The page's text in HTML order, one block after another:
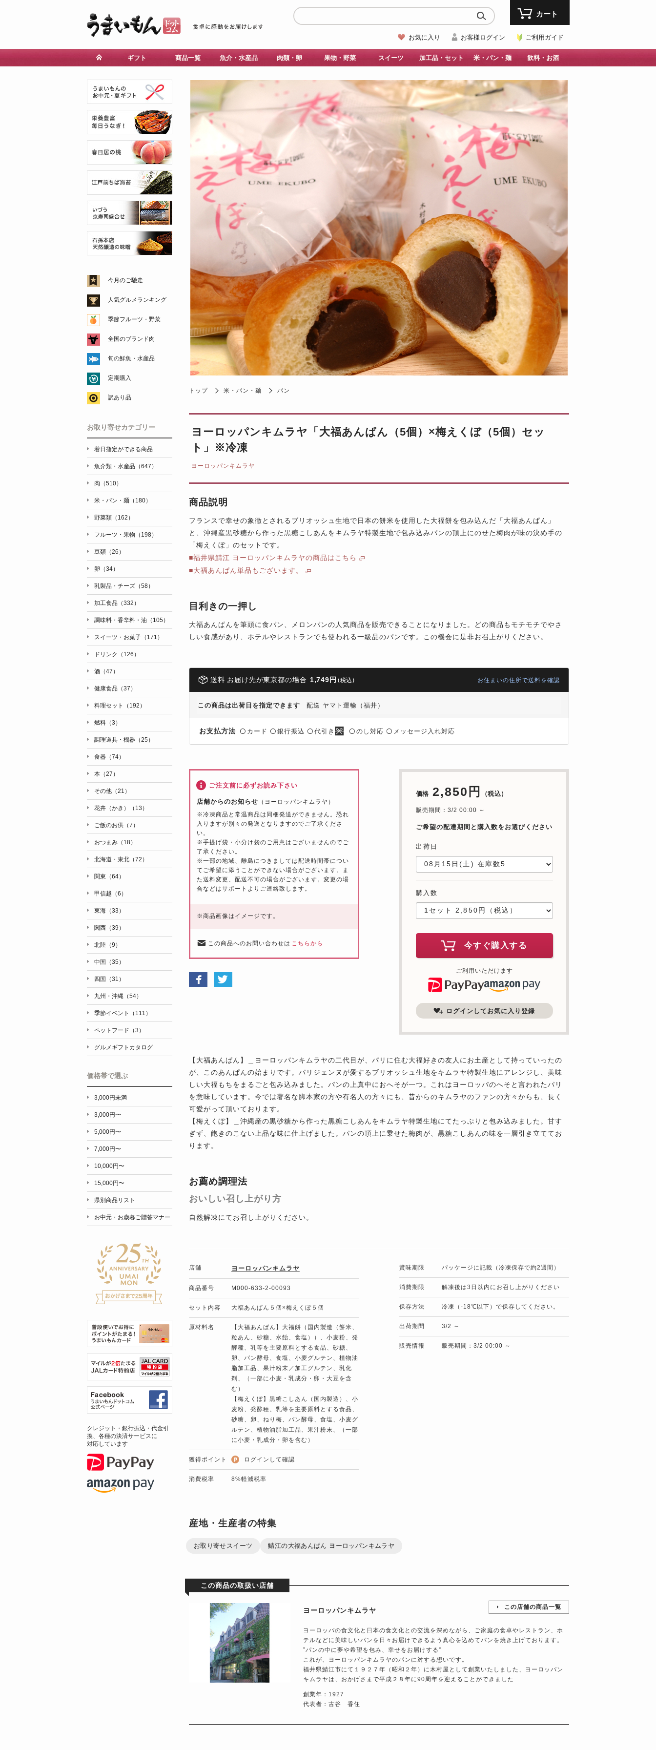
お気に入り お客様ログイン ご利用ガイド
カート
ギフト 商品一覧 魚介・水産品 肉類・卵 果物・野菜 スイーツ 加工品・セット 米・パン・麺 飲料・お酒
トップ 米・パン・麺 パン
ヨーロッパンキムラヤ「大福あんぱん（5個）×梅えくぼ（5個）セッ
ト」※冷凍
ヨーロッパンキムラヤ
商品説明
フランスで幸せの象徴とされるブリオッシュ生地で日本の餅米を使用した大福餅を包み込んだ「大福あんぱん」
と、沖縄産黒砂糖から作った黒糖こしあんをキムラヤ特製生地で包み込みパンの頂上にのせた梅肉が味の決め手の
「梅えくぼ」のセットです。
■福井県鯖江 ヨーロッパンキムラヤの商品はこちら
■大福あんぱん単品もございます。
目利きの一押し
大福あんぱんを筆頭に食パン、メロンパンの人気商品を販売できることになりました。どの商品もモチモチでやさ
しい食感があり、ホテルやレストランでも使われる一級品のパンです。この機会に是非お召上がりください。
送料 お届け先が東京都の場合 1,749円 (税込) お住まいの住所で送料を確認
この商品は出荷日を指定できます 配送 ヤマト運輸（福井）
お支払方法 〇 カード 〇 銀行振込 〇 代引き 〇 のし対応 〇 メッセージ入れ対応
価格 2,850円 （税込）
販売期間：3/2 00:00 ～
ご希望の配達期間と購入数をお選びください
出荷日
購入数
今すぐ購入する
ご利用いただけます
ログインしてお気に入り登録
ご注文前に必ずお読み下さい
店舗からのお知らせ （ヨーロッパンキムラヤ）
※冷凍商品と常温商品は同梱発送ができません。恐れ
入りますが別々の発送となりますのでご了承くださ
い。
※手提げ袋・小分け袋のご用意はございませんのでご
了承ください。
※一部の地域、離島につきましては配送時間帯につい
てご希望に添うことができない場合がございます。ま
た送料変更、配送不可の場合がございます。変更の場
合などはサポートよりご連絡致します。
※商品画像はイメージです。
この商品へのお問い合わせは こちらから
【大福あんぱん】＿ヨーロッパンキムラヤの二代目が、パリに住む大福好きの友人にお土産として持っていったの
が、このあんぱんの始まりです。パリジェンヌが愛するブリオッシュ生地をキムラヤ特製生地にアレンジし、美味
しい大福もちをまるごと包み込みました。パンの上真中におへそが一つ。これはヨーロッパのへそと言われたパリ
を意味しています。今では著名な脚本家の方や有名人の方々にも、昔からのキムラヤのファンの方々からも、長く
可愛がって頂いております。
【梅えくぼ】＿沖縄産の黒砂糖から作った黒糖こしあんをキムラヤ特製生地にてたっぷりと包み込みました。甘す
ぎず、飽きのこない上品な味に仕上げました。パンの頂上に乗せた梅肉が、黒糖こしあんの味を一層引き立ててお
ります。
お薦め調理法
おいしい召し上がり方
自然解凍にてお召し上がりください。
店舗 ヨーロッパンキムラヤ
商品番号 M000-633-2-00093
セット内容 大福あんぱん５個×梅えくぼ５個
原材料名
【大福あんぱん】大福餅（国内製造（餅米、
粒あん、砂糖、水飴、食塩））、小麦粉、発
酵種、乳等を主要原料とする食品、砂糖、
卵、パン酵母、食塩、小麦グルテン、植物油
脂加工品、果汁粉末／加工グルテン、乳化
剤、（一部に小麦・乳成分・卵・大豆を含
む）
【梅えくぼ】黒糖こしあん（国内製造）、小
麦粉、発酵種、乳等を主要原料とする食品、
砂糖、卵、ねり梅、パン酵母、食塩、小麦グ
ルテン、植物油脂加工品、果汁粉末、（一部
に小麦・乳成分・卵を含む）
獲得ポイント ログインして確認
消費税率 8%軽減税率
賞味期限 パッケージに記載（冷凍保存で約2週間）
消費期限 解凍後は3日以内にお召し上がりください
保存方法 冷凍（-18℃以下）で保存してください。
出荷期間 3/2 ～
販売情報 販売期間：3/2 00:00 ～
産地・生産者の特集
お取り寄せスイーツ 鯖江の大福あんぱん ヨーロッパンキムラヤ
この商品の取扱い店舗
ヨーロッパンキムラヤ この店舗の商品一覧
ヨーロッパの食文化と日本の食文化との交流を深めながら、ご家庭の食卓やレストラン、ホ
テルなどに美味しいパンを日々お届けできるよう真心を込めてパンを焼き上げております。
”パンの中に夢や希望を包み、幸せをお届けする”
これが、ヨーロッパンキムラヤのパンに対する想いです。
福井県鯖江市にて１９２７年（昭和２年）に木村屋として創業いたしました、ヨーロッパン
キムラヤは、おかげさまで平成２８年に90周年を迎えることができました
創業年：1927
代表者：古谷 香住
今月のご馳走
人気グルメランキング
季節フルーツ・野菜
全国のブランド肉
旬の鮮魚・水産品
定期購入
訳あり品
お取り寄せカテゴリー
着日指定ができる商品
魚介類・水産品（647）
肉（510）
米・パン・麺（180）
野菜類（162）
フルーツ・果物（198）
豆類（26）
卵（34）
乳製品・チーズ（58）
加工食品（332）
調味料・香辛料・油（105）
スイーツ・お菓子（171）
ドリンク（126）
酒（47）
健康食品（37）
料理セット（192）
燃料（3）
調理道具・機器（25）
食器（74）
本（27）
その他（21）
花卉（かき）（13）
ご飯のお供（7）
おつまみ（18）
北海道・東北（72）
関東（64）
甲信越（6）
東海（33）
関西（39）
北陸（9）
中国（35）
四国（31）
九州・沖縄（54）
季節イベント（111）
ペットフード（3）
グルメギフトカタログ
価格帯で選ぶ
3,000円未満
3,000円〜
5,000円〜
7,000円〜
10,000円〜
15,000円〜
県別商品リスト
お中元・お歳暮ご贈答マナー
クレジット・銀行振込・代金引
換、各種の決済サービスに
対応しています